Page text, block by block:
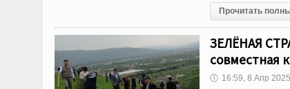
Прочитать
ЗЕЛЁНАЯ
совместная
🕔 16:59, 8.Апр 2025